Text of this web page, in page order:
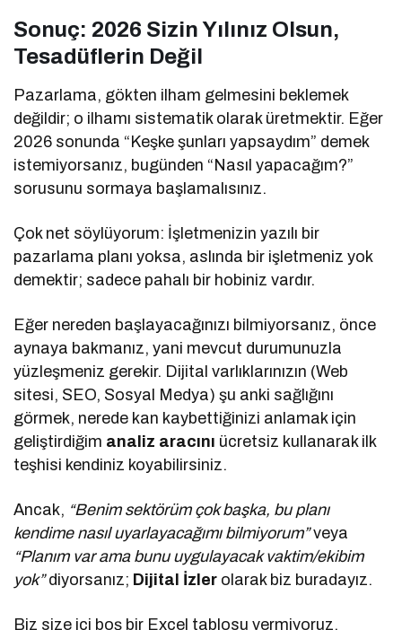
Sonuç: 2026 Sizin Yılınız Olsun,
Tesadüflerin Değil
Pazarlama, gökten ilham gelmesini beklemek
değildir; o ilhamı sistematik olarak üretmektir. Eğer
2026 sonunda “Keşke şunları yapsaydım” demek
istemiyorsanız, bugünden “Nasıl yapacağım?”
sorusunu sormaya başlamalısınız.
Çok net söylüyorum: İşletmenizin yazılı bir
pazarlama planı yoksa, aslında bir işletmeniz yok
demektir; sadece pahalı bir hobiniz vardır.
Eğer nereden başlayacağınızı bilmiyorsanız, önce
aynaya bakmanız, yani mevcut durumunuzla
yüzleşmeniz gerekir. Dijital varlıklarınızın (Web
sitesi, SEO, Sosyal Medya) şu anki sağlığını
görmek, nerede kan kaybettiğinizi anlamak için
geliştirdiğim analiz aracını ücretsiz kullanarak ilk
teşhisi kendiniz koyabilirsiniz.
Ancak, “Benim sektörüm çok başka, bu planı
kendime nasıl uyarlayacağımı bilmiyorum”veya
“Planım var ama bunu uygulayacak vaktim/ekibim
yok”diyorsanız; Dijital İzler olarak biz buradayız.
Biz size içi boş bir Excel tablosu vermiyoruz.